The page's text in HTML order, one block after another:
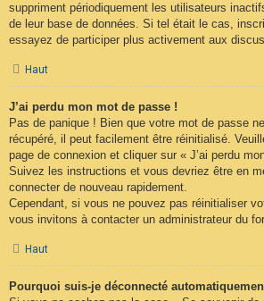
suppriment périodiquement les utilisateurs
de leur base de données. Si tel était le cas,
essayez de participer plus activement aux
Haut
J’ai perdu mon mot de passe !
Pas de panique ! Bien que votre mot de passe
récupéré, il peut facilement être réinitialisé.
page de connexion et cliquer sur « J’ai perdu
Suivez les instructions et vous devriez être en
connecter de nouveau rapidement.
Cependant, si vous ne pouvez pas réinitialiser
vous invitons à contacter un administrateur du
Haut
Pourquoi suis-je déconnecté